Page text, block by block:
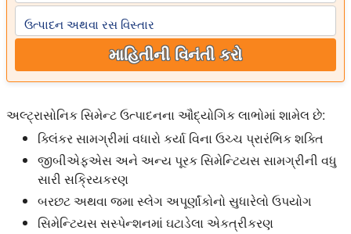
ઉત્પાદન અથવા રસ વિસ્તાર
માહિતીની વિનંતી કરો
અલ્ટ્રાસોનિક સિમેન્ટ ઉત્પાદનના ઔદ્યોગિક લાભોમાં શામેલ છે:
ક્લિંકર સામગ્રીમાં વધારો કર્યા વિના ઉચ્ચ પ્રારંભિક શક્તિ
જીબીએફએસ અને અન્ય પૂરક સિમેન્ટિયસ સામગ્રીની વધુ
સારી સક્રિયકરણ
બરછટ અથવા જમા સ્લેગ અપૂર્ણાંકોનો સુધારેલો ઉપયોગ
સિમેન્ટિયસ સસ્પેન્શનમાં ઘટાડેલા એકત્રીકરણ